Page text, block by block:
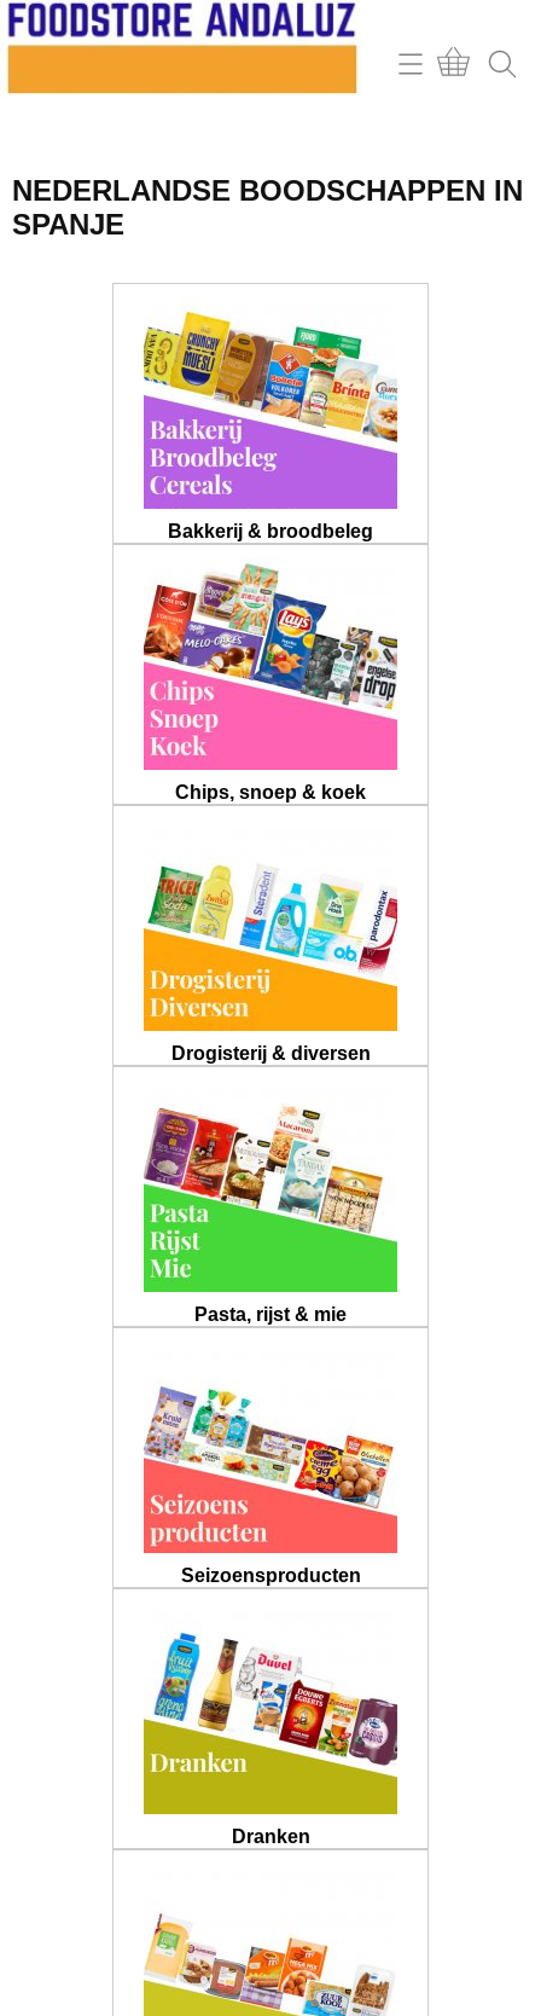
Home
Contact
Mijn account
Retour & klachten
NEDERLANDSE BOODSCHAPPEN IN
SPANJE
Bakkerij & broodbeleg
Chips, snoep & koek
Drogisterij & diversen
Pasta, rijst & mie
Seizoensproducten
Dranken